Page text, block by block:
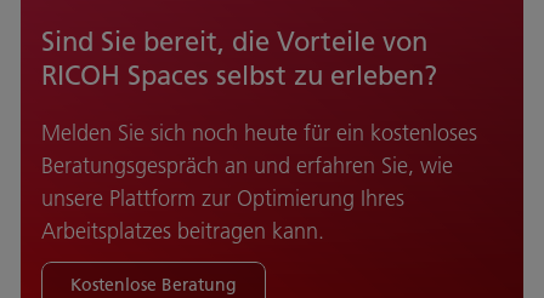
Sind Sie bereit, die Vorteile von
RICOH Spaces selbst zu erleben?
Melden Sie sich noch heute für ein kostenloses
Beratungsgespräch an und erfahren Sie, wie
unsere Plattform zur Optimierung Ihres
Arbeitsplatzes beitragen kann.
Kostenlose Beratung